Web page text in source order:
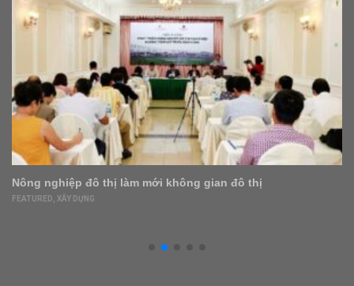
Nông nghiệp đô thị làm mới không gian đô thị
FEATURED XÂY DỰNG